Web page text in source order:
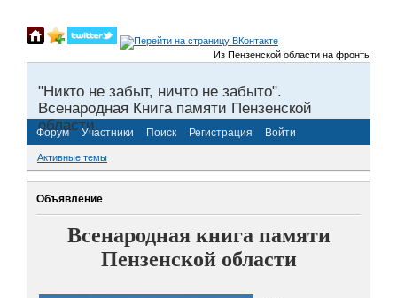
Из Пензенской области на фронты
"Никто не забыт, ничто не забыто".
Всенародная Книга памяти Пензенской
области.
Форум Участники Поиск Регистрация Войти
Активные темы
Объявление
Всенародная книга памяти
Пензенской области